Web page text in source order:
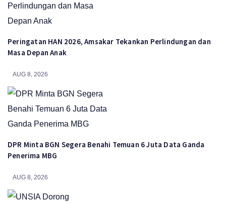
Peringatan HAN 2026, Amsakar Tekankan Perlindungan dan
Masa Depan Anak
AUG 8, 2026
DPR Minta BGN Segera Benahi Temuan 6 Juta Data Ganda
Penerima MBG
AUG 8, 2026